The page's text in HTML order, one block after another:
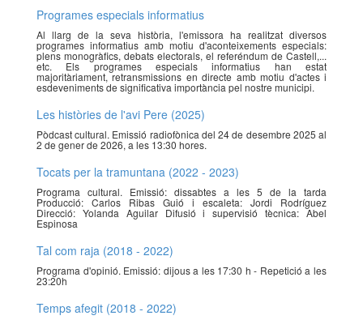
Programes especials informatius
Al llarg de la seva història, l'emissora ha realitzat diversos
programes informatius amb motiu d'aconteixements especials:
plens monogràfics, debats electorals, el referéndum de Castell,...
etc. Els programes especials informatius han estat
majoritàriament, retransmissions en directe amb motiu d'actes i
esdeveniments de significativa importància pel nostre municipi.
Les històries de l'avi Pere (2025)
Pòdcast cultural. Emissió radiofònica del 24 de desembre 2025 al
2 de gener de 2026, a les 13:30 hores.
Tocats per la tramuntana (2022 - 2023)
Programa cultural. Emissió: dissabtes a les 5 de la tarda
Producció: Carlos Ribas Guió i escaleta: Jordi Rodríguez
Direcció: Yolanda Aguilar Difusió i supervisió tècnica: Abel
Espinosa
Tal com raja (2018 - 2022)
Programa d'opinió. Emissió: dijous a les 17:30 h - Repetició a les
23:20h
Temps afegit (2018 - 2022)